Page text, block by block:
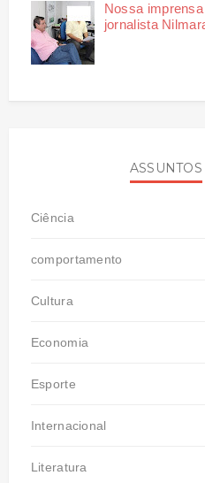
Nossa
jornalista
ASSUNTOS
Ciência
comportamento
Cultura
Economia
Esporte
Internacional
Literatura